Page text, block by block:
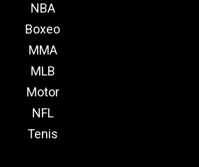
NBA
Boxeo
MMA
MLB
Motor
NFL
Tenis